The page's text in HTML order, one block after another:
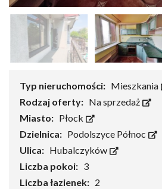
Typ nieruchomości: Mieszkania
Rodzaj oferty: Na sprzedaż
Miasto: Płock
Dzielnica: Podolszyce Północ
Ulica: Hubalczyków
Liczba pokoi: 3
Liczba łazienek: 2